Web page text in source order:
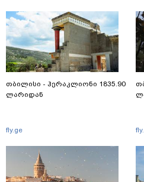
თბილისი - ჰერაკლიონი 1835.90
ლარიდან
fly.ge